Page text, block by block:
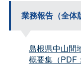
業務報告（全体
島根県中山間
概要集（PDF